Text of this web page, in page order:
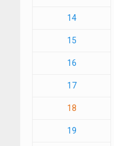
14
15
16
17
18
19